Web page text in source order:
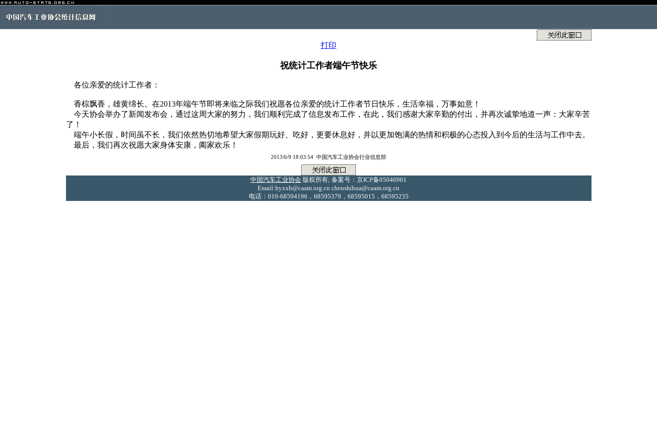
打印
祝统计工作者端午节快乐
各位亲爱的统计工作者：
香棕飘香，雄黄绵长。在2013年端午节即将来临之际我们祝愿各位亲爱的统计工作者节日快乐，生活幸福，万事如意！
今天协会举办了新闻发布会，通过这周大家的努力，我们顺利完成了信息发布工作，在此，我们感谢大家辛勤的付出，并再次诚挚地道一声：大家辛苦
了！
端午小长假，时间虽不长，我们依然热切地希望大家假期玩好、吃好，更要休息好，并以更加饱满的热情和积极的心态投入到今后的生活与工作中去。
最后，我们再次祝愿大家身体安康，阖家欢乐！
2013/6/9 18:03:54 中国汽车工业协会行业信息部
中国汽车工业协会 版权所有; 备案号：京ICP备05046961
Email:hyxxb@caam.org.cn chenshihua@caam.org.cn
电话：010-68594196，68595379，68595015，68595235